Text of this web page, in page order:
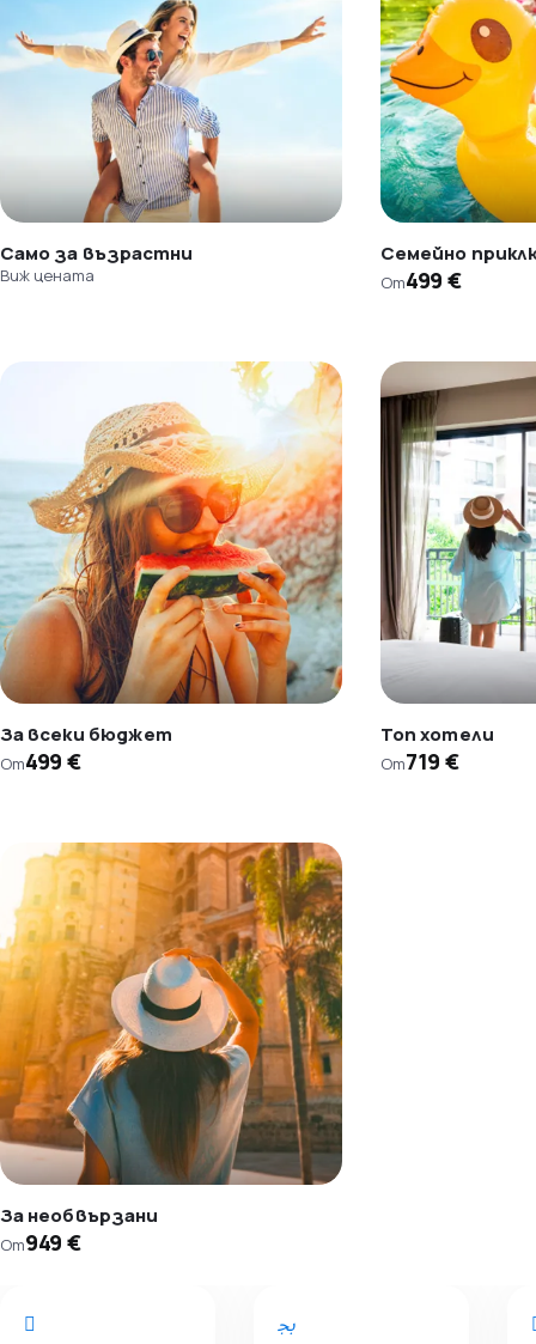
Само за възрастни
Виж цената
Семейно
От499 €
За всеки бюджет
От499 €
Топ хотели
От719 €
За необвързани
От949 €